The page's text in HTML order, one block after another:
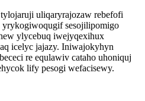
uliqaryrajozaw rebefofi
sesojilipomigo
ylycebuq iwejyqexihux
icelyc jajazy. Iniwajokyhyn
re equlawiv cataho uhoniquj
lify pesogi wefacisewy.